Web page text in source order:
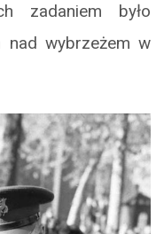
zadaniem było
nad wybrzeżem w